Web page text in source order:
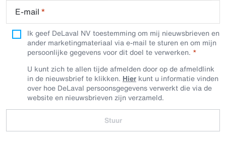
E-mail *
Ik geef DeLaval NV toestemming om mij nieuwsbrieven en
ander marketingmateriaal via e-mail te sturen en om mijn
persoonlijke gegevens voor dit doel te verwerken.
U kunt zich te allen tijde afmelden door op de afmeldlink
in de nieuwsbrief te klikken. Hier kunt u informatie vinden
over hoe DeLaval persoonsgegevens verwerkt die via de
website en nieuwsbrieven zijn verzameld.
Stuur